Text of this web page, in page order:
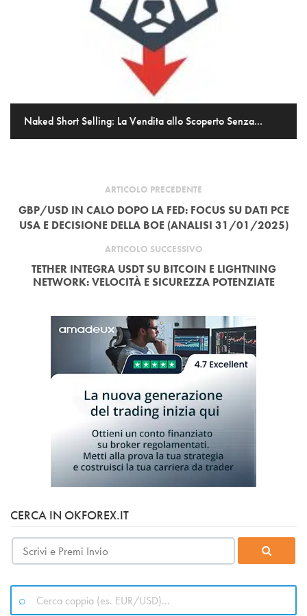
Naked Short Selling: La Vendita allo Scoperto Senza...
ARTICOLO PRECEDENTE
GBP/USD IN CALO DOPO LA FED: FOCUS SU DATI PCE
USA E DECISIONE DELLA BOE (ANALISI 31/01/2025)
ARTICOLO SUCCESSIVO
TETHER INTEGRA USDT SU BITCOIN E LIGHTNING
NETWORK: VELOCITÀ E SICUREZZA POTENZIATE
CERCA IN OKFOREX.IT